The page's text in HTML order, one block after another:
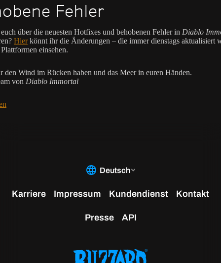
Fehler
über die neuesten Hotfixes und behobenen Fehler in Diablo
Hierkönnt ihr die Änderungen – die immer dienstags aktualisiert
einsehen.
den Wind im Rücken haben und das Meer in euren Händen.
von Diablo Immortal